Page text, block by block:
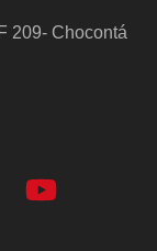
209- Chocontá